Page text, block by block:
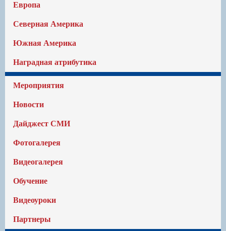
Европа
Северная Америка
Южная Америка
Наградная атрибутика
Мероприятия
Новости
Дайджест СМИ
Фотогалерея
Видеогалерея
Обучение
Видеоуроки
Партнеры